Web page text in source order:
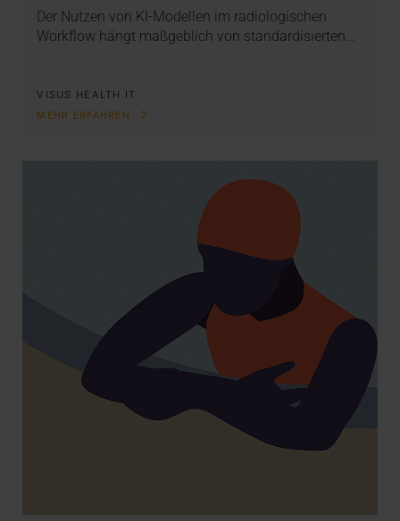
Der Nutzen von KI-Modellen im radiologischen
Workflow hängt maßgeblich von standardisierten…
VISUS HEALTH IT
MEHR ERFAHREN